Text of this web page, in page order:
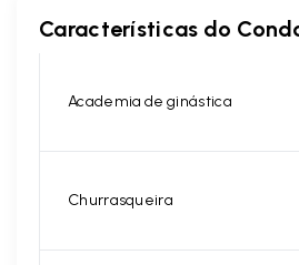
Características do
Academia de ginástica
Churrasqueira